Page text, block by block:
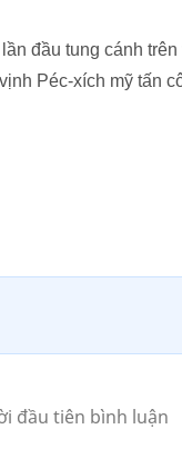
đầu tung cánh
Péc-xích mỹ tấn